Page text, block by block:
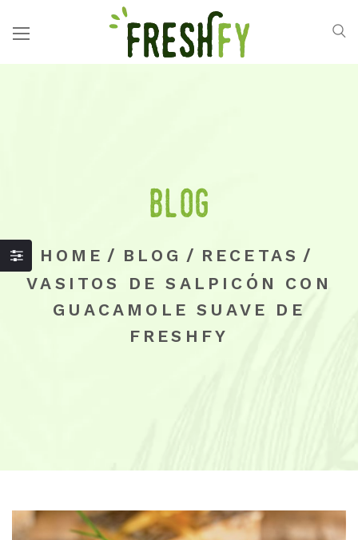
Blog
HOME / BLOG / RECETAS /
VASITOS DE SALPICÓN CON
GUACAMOLE SUAVE DE
FRESHFY